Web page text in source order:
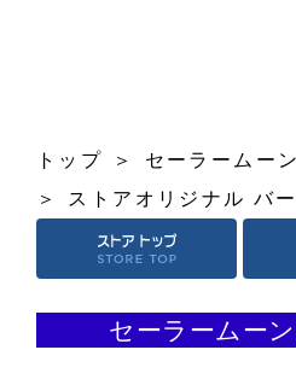
トップ
セーラームー
ストアオリジナル バ
セーラームー